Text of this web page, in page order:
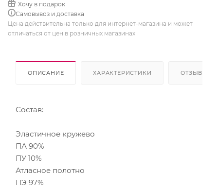
Хочу в подарок
Самовывоз и доставка
Цена действительна только для интернет-магазина и может
отличаться от цен в розничных магазинах
ОПИСАНИЕ ХАРАКТЕРИСТИКИ ОТЗЫВЫ
Состав:
Эластичное кружево
ПА 90%
ПУ 10%
Атласное полотно
ПЭ 97%